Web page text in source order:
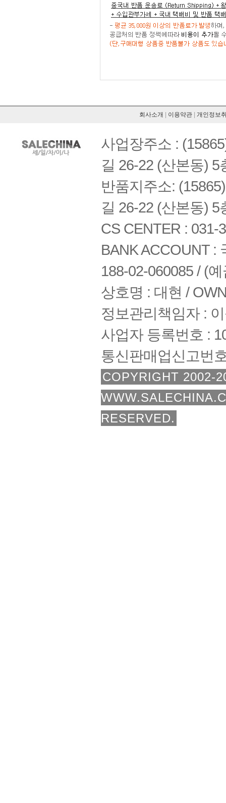
회사소개 이용약관 개인정보
사업장주소 :
길 26-22 (산본동) 5
반품지주소:
길 26-22 (산본동) 5
CS CENTER : 031-
BANK ACCOUNT :
188-02-060085 / (
상호명 : 대현 /
정보관리책임자 :
사업자 등록번호 :
통신판매업신고번
COPYRIGHT 2002-
RESERVED.